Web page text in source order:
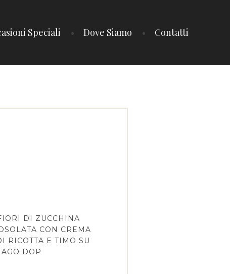
Speciali Dove Siamo Contatti
DI ZUCCHINA
CON CREMA
RICOTTA E TIMO SU
DOP